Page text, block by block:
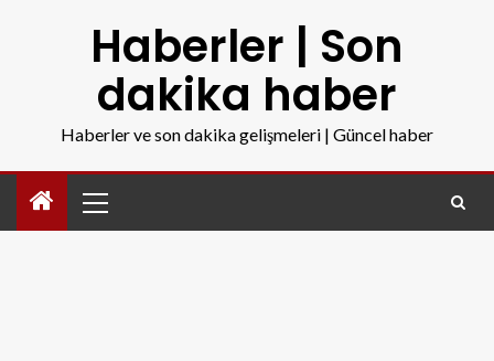
Haberler | Son
dakika haber
Haberler ve son dakika gelişmeleri | Güncel haber